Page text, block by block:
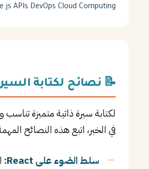
APIs DevOps Cloud Computing
📝 نصائح لكتابة
لكتابة سيرة ذاتية متميزة
في الخبر، اتبع هذه النصائح
سلط الضوء على React: